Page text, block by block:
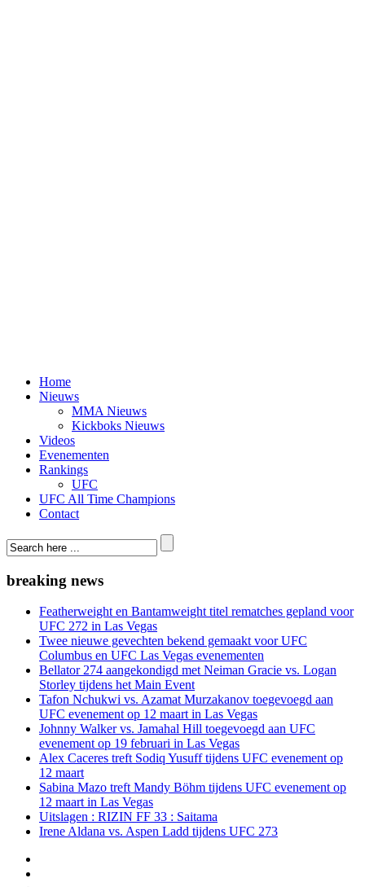
Home
Nieuws
MMA Nieuws
Kickboks Nieuws
Videos
Evenementen
Rankings
UFC
UFC All Time Champions
Contact
breaking news
Featherweight en Bantamweight titel rematches gepland voor
UFC 272 in Las Vegas
Twee nieuwe gevechten bekend gemaakt voor UFC
Columbus en UFC Las Vegas evenementen
Bellator 274 aangekondigd met Neiman Gracie vs. Logan
Storley tijdens het Main Event
Tafon Nchukwi vs. Azamat Murzakanov toegevoegd aan
UFC evenement op 12 maart in Las Vegas
Johnny Walker vs. Jamahal Hill toegevoegd aan UFC
evenement op 19 februari in Las Vegas
Alex Caceres treft Sodiq Yusuff tijdens UFC evenement op
12 maart
Sabina Mazo treft Mandy Böhm tijdens UFC evenement op
12 maart in Las Vegas
Uitslagen : RIZIN FF 33 : Saitama
Irene Aldana vs. Aspen Ladd tijdens UFC 273